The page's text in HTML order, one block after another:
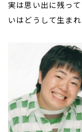
実は思い出に残っ
いはどうして生ま